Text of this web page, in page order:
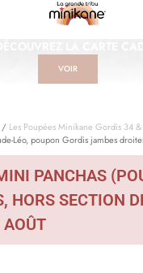
VOIR
/ Les Poupées Minikane Gordis 34 &
Léo, poupon Gordis jambes
PANCHAS
HORS SECTION
AOÛT